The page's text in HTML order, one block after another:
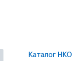
Каталог НКО